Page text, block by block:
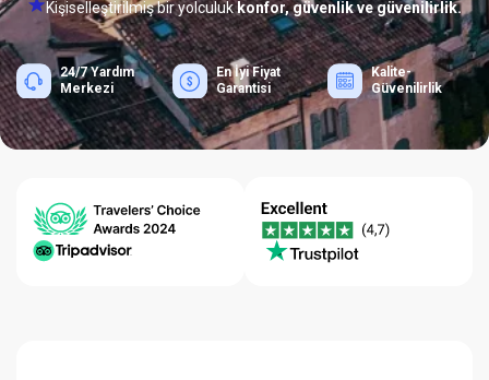
Kişiselleştirilmiş bir yolculukkonfor, güvenlik ve güvenilirlik.
24/7 Yardım
Merkezi
En İyi Fiyat
Garantisi
Kalite-
Güvenilirlik